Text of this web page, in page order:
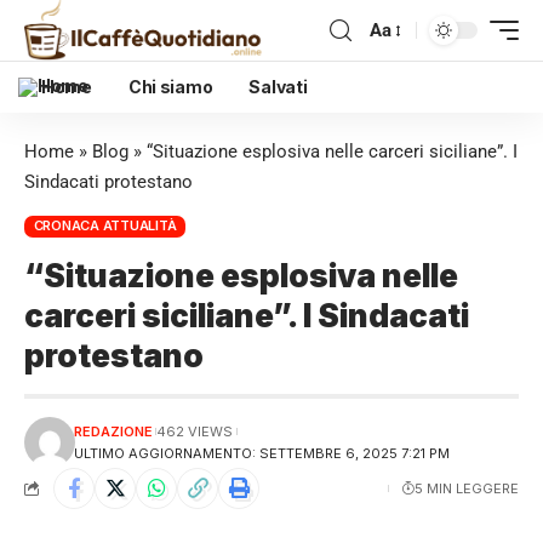
Aa
Home Chi siamo Salvati
Home » Blog » “Situazione esplosiva nelle carceri siciliane”. I
Sindacati protestano
CRONACA ATTUALITÀ
“Situazione esplosiva nelle
carceri siciliane”. I Sindacati
protestano
ULTIMO AGGIORNAMENTO: SETTEMBRE 6, 2025 7:21 PM
REDAZIONE 462 VIEWS
5 MIN LEGGERE